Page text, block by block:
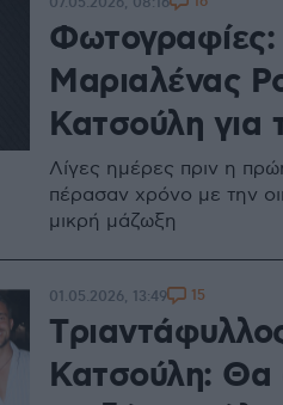
Φωτογραφίες:
Μαριαλένας
Κατσούλη για
Λίγες ημέρες πριν η
πέρασαν χρόνο με την
μικρή μάζωξη
Κατσούλη: Θα
01.05.2026, 13:49 15